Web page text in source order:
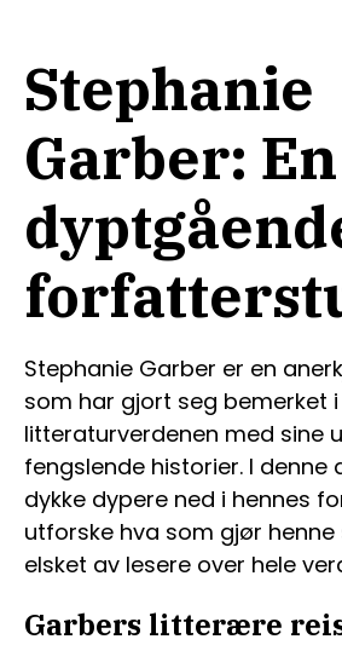
Stephanie
Garber: En
Stephanie Garber er en
som har gjort seg bemerket i
litteraturverdenen med sine
fengslende historier. I denne
dykke dypere ned i hennes
utforske hva som gjør henne
elsket av lesere over hele
Garbers litterære